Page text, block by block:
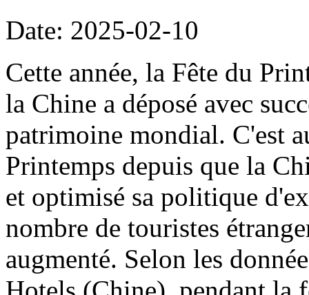
Date: 2025-02-10
Cette année, la Fête du
la Chine a déposé avec
patrimoine mondial. C'est
Printemps depuis que la
et optimisé sa politique
nombre de touristes
augmenté. Selon les